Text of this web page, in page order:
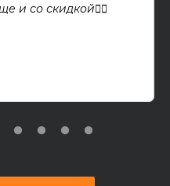
и со скидкой👍🏻